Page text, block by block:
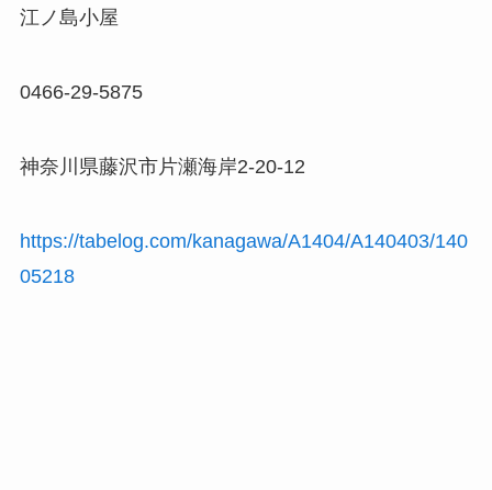
江ノ島小屋
0466-29-5875
神奈川県藤沢市片瀬海岸2-20-12
https://tabelog.com/kanagawa/A1404/A140403/140
05218